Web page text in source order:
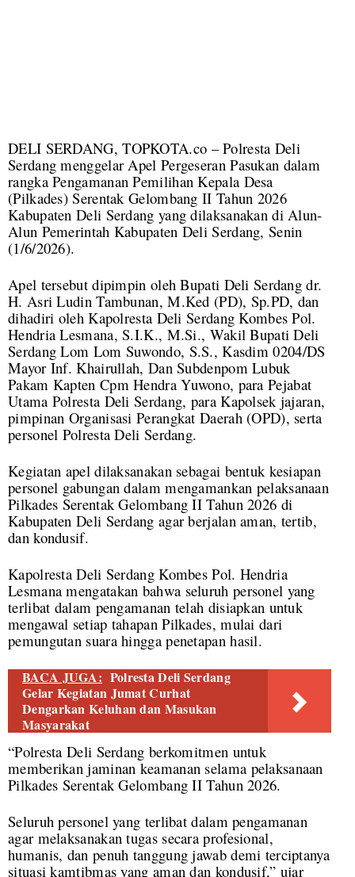
DELI SERDANG, TOPKOTA.co – Polresta Deli
Serdang menggelar Apel Pergeseran Pasukan dalam
rangka Pengamanan Pemilihan Kepala Desa
(Pilkades) Serentak Gelombang II Tahun 2026
Kabupaten Deli Serdang yang dilaksanakan di Alun-
Alun Pemerintah Kabupaten Deli Serdang, Senin
(1/6/2026).
Apel tersebut dipimpin oleh Bupati Deli Serdang dr.
H. Asri Ludin Tambunan, M.Ked (PD), Sp.PD, dan
dihadiri oleh Kapolresta Deli Serdang Kombes Pol.
Hendria Lesmana, S.I.K., M.Si., Wakil Bupati Deli
Serdang Lom Lom Suwondo, S.S., Kasdim 0204/DS
Mayor Inf. Khairullah, Dan Subdenpom Lubuk
Pakam Kapten Cpm Hendra Yuwono, para Pejabat
Utama Polresta Deli Serdang, para Kapolsek jajaran,
pimpinan Organisasi Perangkat Daerah (OPD), serta
personel Polresta Deli Serdang.
Kegiatan apel dilaksanakan sebagai bentuk kesiapan
personel gabungan dalam mengamankan pelaksanaan
Pilkades Serentak Gelombang II Tahun 2026 di
Kabupaten Deli Serdang agar berjalan aman, tertib,
dan kondusif.
Kapolresta Deli Serdang Kombes Pol. Hendria
Lesmana mengatakan bahwa seluruh personel yang
terlibat dalam pengamanan telah disiapkan untuk
mengawal setiap tahapan Pilkades, mulai dari
pemungutan suara hingga penetapan hasil.
BACA JUGA: Polresta Deli Serdang
Gelar Kegiatan Jumat Curhat
Dengarkan Keluhan dan Masukan
Masyarakat
“Polresta Deli Serdang berkomitmen untuk
memberikan jaminan keamanan selama pelaksanaan
Pilkades Serentak Gelombang II Tahun 2026.
Seluruh personel yang terlibat dalam pengamanan
agar melaksanakan tugas secara profesional,
humanis, dan penuh tanggung jawab demi terciptanya
situasi kamtibmas yang aman dan kondusif,” ujar